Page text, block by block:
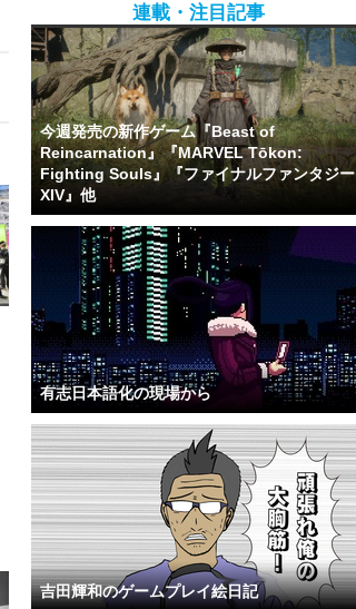
連載・注目記事
今週発売の新作ゲーム『Beast of
Reincarnation』『MARVEL Tōkon:
Fighting Souls』『ファイナルファンタジー
XIV』他
有志日本語化の現場から
吉田輝和のゲームプレイ絵日記